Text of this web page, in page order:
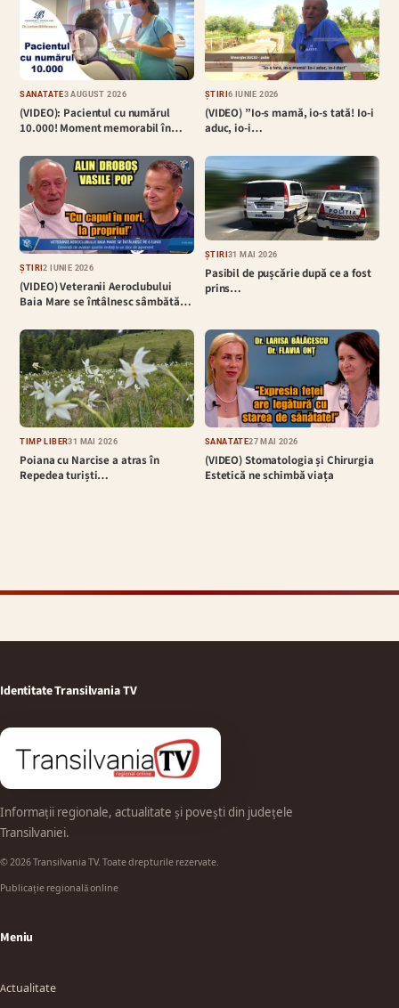
SĂNĂTATE3 AUGUST 2026
(VIDEO): Pacientul cu numărul
10.000! Moment memorabil în…
ȘTIRI6 IUNIE 2026
(VIDEO) ”Io-s mamă, io-s tată! Io-i
aduc, io-i…
ȘTIRI2 IUNIE 2026
(VIDEO) Veteranii Aeroclubului
Baia Mare se întâlnesc sâmbătă…
ȘTIRI31 MAI 2026
Pasibil de pușcărie după ce a fost
prins…
TIMP LIBER31 MAI 2026
Poiana cu Narcise a atras în
Repedea turiști…
SĂNĂTATE27 MAI 2026
(VIDEO) Stomatologia și Chirurgia
Estetică ne schimbă viața
Identitate Transilvania TV
Informații regionale, actualitate și povești din județele
Transilvaniei.
© 2026 Transilvania TV. Toate drepturile rezervate.
Publicație regională online
Meniu
Actualitate